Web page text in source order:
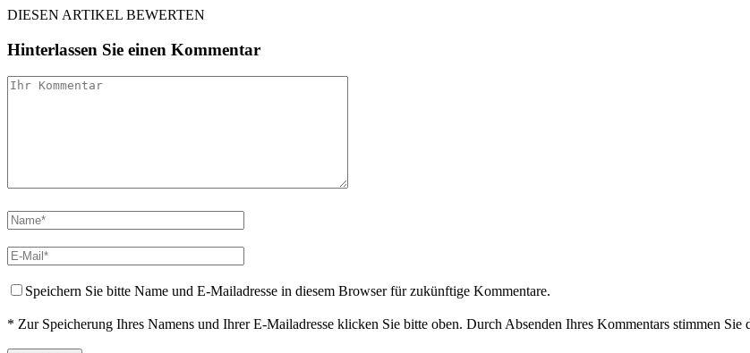
DIESEN ARTIKEL BEWERTEN
Hinterlassen Sie einen Kommentar
Speichern Sie bitte Name und E-Mailadresse in diesem Browser für zukünftige Kommentare.
* Zur Speicherung Ihres Namens und Ihrer E-Mailadresse klicken Sie bitte oben. Durch Absenden Ihres Kommentars stimmen